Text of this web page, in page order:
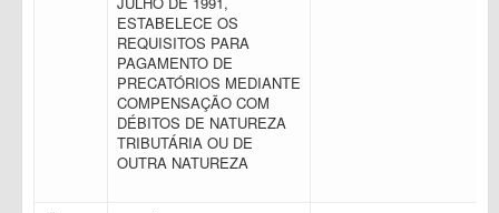
ESTABELECE OS
REQUISITOS PARA
PAGAMENTO DE
PRECATÓRIOS MEDIANTE
COMPENSAÇÃO COM
DÉBITOS DE NATUREZA
TRIBUTÁRIA OU DE
OUTRA NATUREZA